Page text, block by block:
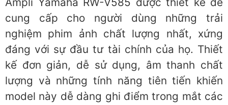
cung cấp cho người dùng những trải
nghiệm phim ảnh chất lượng nhất, xứng
đáng với sự đầu tư tài chính của họ. Thiết
kế đơn giản, dễ sử dụng, âm thanh chất
lượng và những tính năng tiên tiến khiến
model này dễ dàng ghi điểm trong mắt các